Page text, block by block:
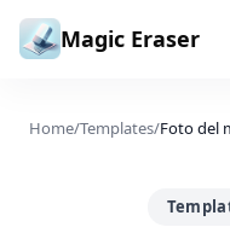
Vai al contenuto
Magic Eraser
Home/Templates/Foto del